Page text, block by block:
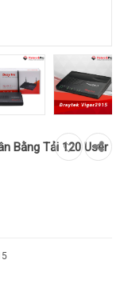
Bằng Tải 120 User